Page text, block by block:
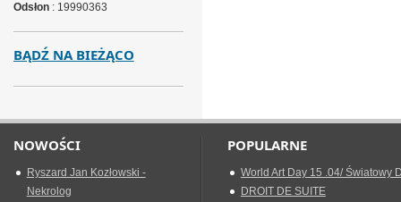
Odsłon: 19990363
BĄDŹ NA BIEŻĄCO
NOWOŚCI
Ryszard Jan Kozłowski -
Nekrolog
POPULARNE
World Art Day 15 .04/ Światowy
DROIT DE SUITE